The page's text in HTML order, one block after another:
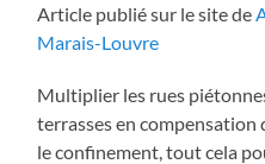
Article publié sur le site de
Marais-Louvre
Multiplier les rues
terrasses en compensation
le confinement, tout cela